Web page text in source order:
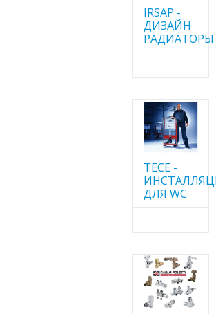
IRSAP -
ДИЗАЙН
РАДИАТОРЫ
TECE -
ДЛЯ WC